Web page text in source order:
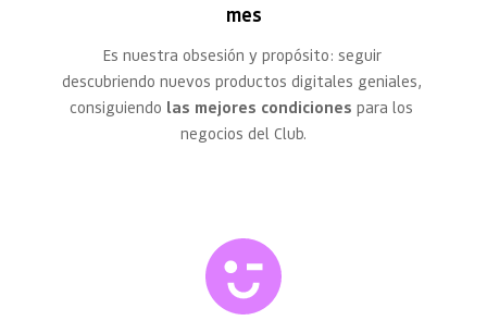
mes
Es nuestra obsesión y propósito: seguir
descubriendo nuevos productos digitales geniales,
consiguiendo las mejores condiciones para los
negocios del Club.